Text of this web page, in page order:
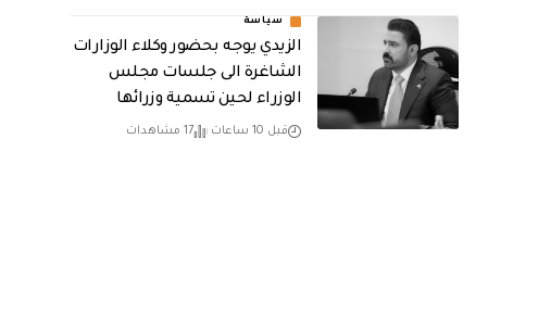
سياسة
الزيدي يوجه بحضور وكلاء الوزارات
الشاغرة الى جلسات مجلس
الوزراء لحين تسمية وزرائها
قبل 10 ساعات 17 مشاهدات